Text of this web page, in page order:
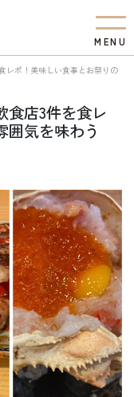
M EN U
レポ！美味しい食事とお祭りの
食店3件を食レ
囲気を味わう